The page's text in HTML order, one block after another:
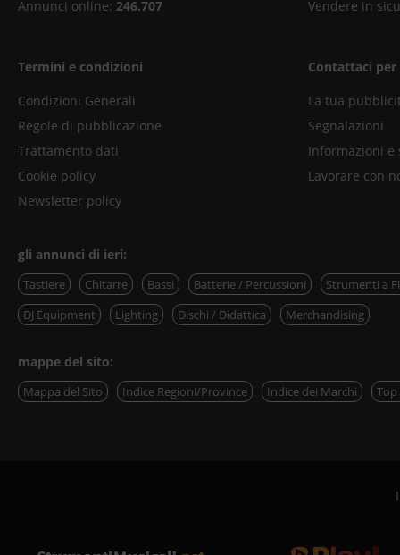
Annunci online: 246.707
Vendere in
Termini e condizioni
Condizioni Generali
Regole di pubblicazione
Trattamento dati
Cookie policy
Newsletter policy
Contattaci per
La tua
Segnalazioni
Informazioni e
Lavorare con
gli annunci di ieri:
Tastiere Chitarre Bassi Batterie / Percussioni
Strumenti a
DJ Equipment
Lighting Dischi / Didattica Merchandising
mappe del sito:
Mappa del Sito Indice Regioni/Province Indice dei Marchi Top